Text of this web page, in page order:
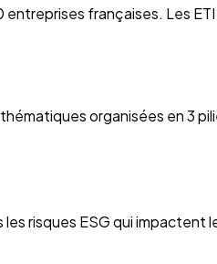
françaises. Les
organisées en 3
risques ESG qui impactent